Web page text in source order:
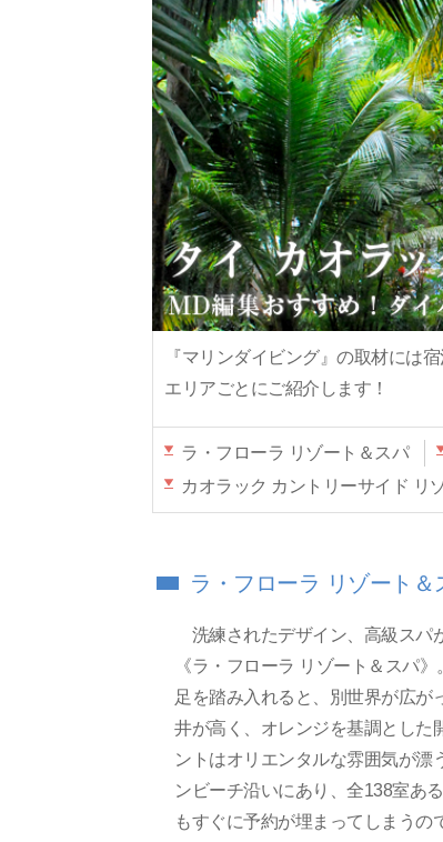
『マリンダイビング』の取材には
エリアごとにご紹介します！
ラ・フローラ リゾート＆スパ
カオラック カントリーサイド リ
ラ・フローラ リゾート＆
洗練されたデザイン、高級スパ
《ラ・フローラ リゾート＆スパ
足を踏み入れると、別世界が広が
井が高く、オレンジを基調とした
ントはオリエンタルな雰囲気が漂
ンビーチ沿いにあり、全138室あ
もすぐに予約が埋まってしまうの